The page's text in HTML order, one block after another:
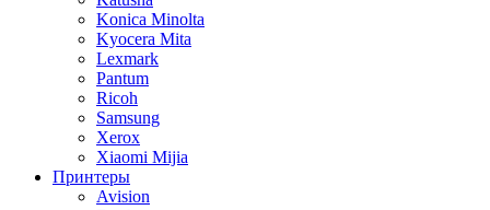
Konica Minolta
Kyocera Mita
Lexmark
Pantum
Ricoh
Samsung
Xerox
Xiaomi Mijia
Принтеры
Avision